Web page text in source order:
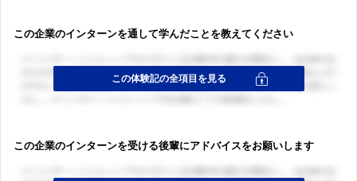
この企業のインターンを通して学んだことを教えてください
この企業のインターンを受ける後輩にアドバイスをお願いします